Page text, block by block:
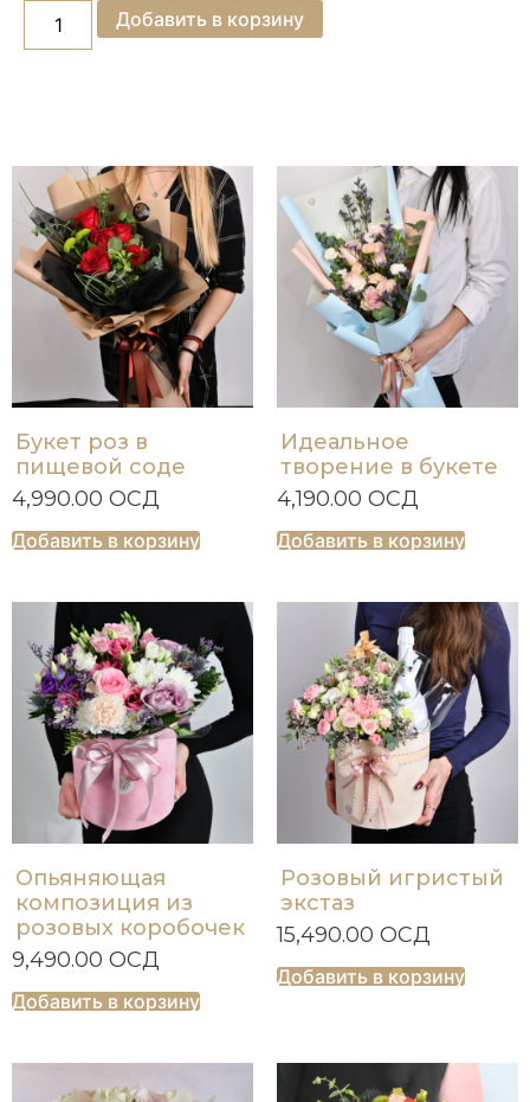
Добавить в корзину
Букет роз в
пищевой соде
4,990.00 ОСД
Добавить в корзину
Идеальное
творение в букете
4,190.00 ОСД
Добавить в корзину
Опьяняющая
композиция из
розовых коробочек
9,490.00 ОСД
Добавить в корзину
Розовый игристый
экстаз
15,490.00 ОСД
Добавить в корзину